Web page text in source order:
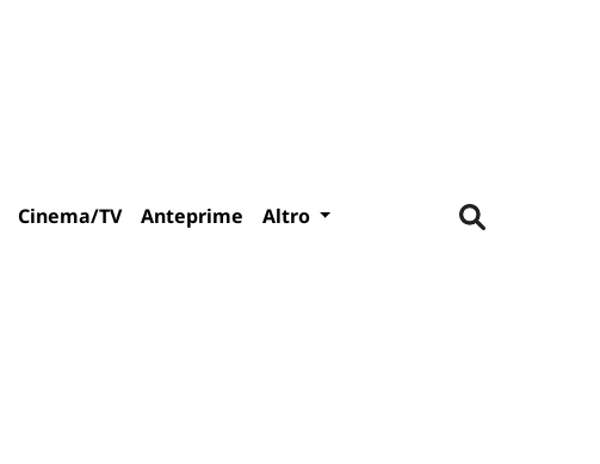
Cinema/TV Anteprime Altro